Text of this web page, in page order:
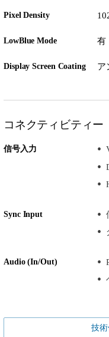
Pixel Density
LowBlue Mode 有
Display Screen Coating ア
コネクティビティー
信号入力
Sync Input
Audio (In/Out)
技